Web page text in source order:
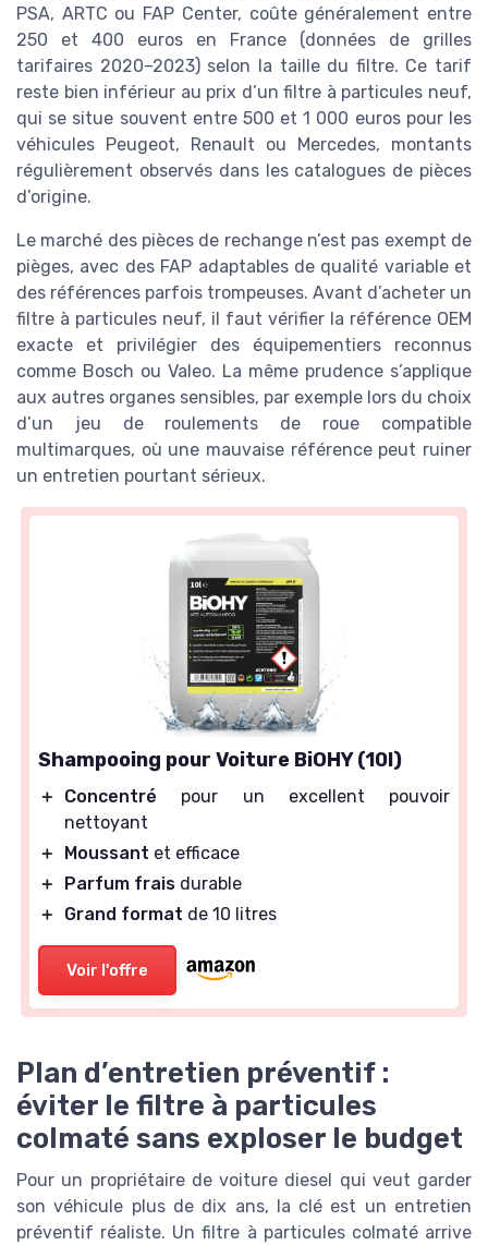
PSA, ARTC ou FAP Center, coûte généralement entre
250 et 400 euros en France (données de grilles
tarifaires 2020–2023) selon la taille du filtre. Ce tarif
reste bien inférieur au prix d’un filtre à particules neuf,
qui se situe souvent entre 500 et 1 000 euros pour les
véhicules Peugeot, Renault ou Mercedes, montants
régulièrement observés dans les catalogues de pièces
d’origine.
Le marché des pièces de rechange n’est pas exempt de
pièges, avec des FAP adaptables de qualité variable et
des références parfois trompeuses. Avant d’acheter un
filtre à particules neuf, il faut vérifier la référence OEM
exacte et privilégier des équipementiers reconnus
comme Bosch ou Valeo. La même prudence s’applique
aux autres organes sensibles, par exemple lors du choix
d’un jeu de roulements de roue compatible
multimarques, où une mauvaise référence peut ruiner
un entretien pourtant sérieux.
Shampooing pour Voiture BiOHY (10l)
＋ Concentré pour un excellent pouvoir
nettoyant
＋
Moussant et efficace
＋
Parfum frais durable
＋
Grand format de 10 litres
Voir l'offre
Plan d’entretien préventif :
éviter le filtre à particules
colmaté sans exploser le budget
Pour un propriétaire de voiture diesel qui veut garder
son véhicule plus de dix ans, la clé est un entretien
préventif réaliste. Un filtre à particules colmaté arrive